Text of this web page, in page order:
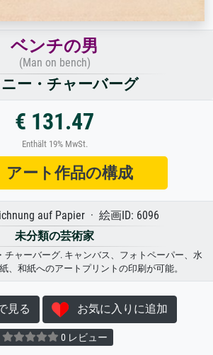
ベンチの男
(Man on bench)
ー・チャーバーグ
€ 131.47
Enthält 19% MwSt.
アート作品の構成
auf Papier · 絵画ID: 6096
未分類の芸術家
チャーバーグ. キャンバス、フォトペーパー、水
、和紙へのアートプリントの印刷が可能。
見る お気に入りに追加
0 レビュー